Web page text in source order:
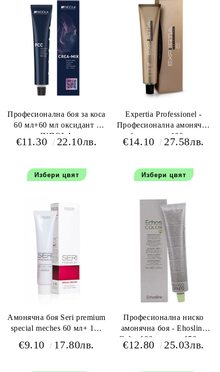
Професионална боя за коса
60 мл+60 мл оксидант -
INDOLA
€11.30 22.10лв.
Избери цвят
Expertia Professionel -
Професионална амонячна
боя за коса 100 мл.
€14.10 27.58лв.
Избери цвят
Амонячна боя Seri premium
special meches 60 мл+ 100
€9.10 17.80лв.
Професионална ниско
амонячна боя - Ehosline
Color 100 мл+oxy 150 мл
€12.80 25.03лв.